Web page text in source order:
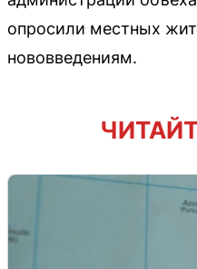
опросили местных
нововведениям.